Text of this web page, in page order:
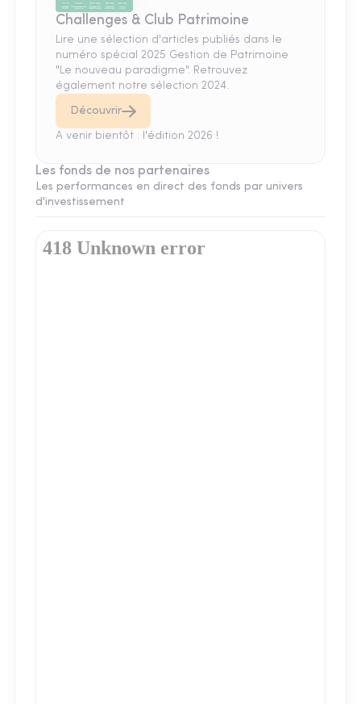
Challenges & Club Patrimoine
Lire une sélection d'articles publiés dans le
numéro spécial 2025 Gestion de Patrimoine
"Le nouveau paradigme". Retrouvez
également notre sélection 2024.
Découvrir
A venir bientôt : l'édition 2026 !
Les fonds de nos partenaires
Les performances en direct des fonds par univers
d'investissement